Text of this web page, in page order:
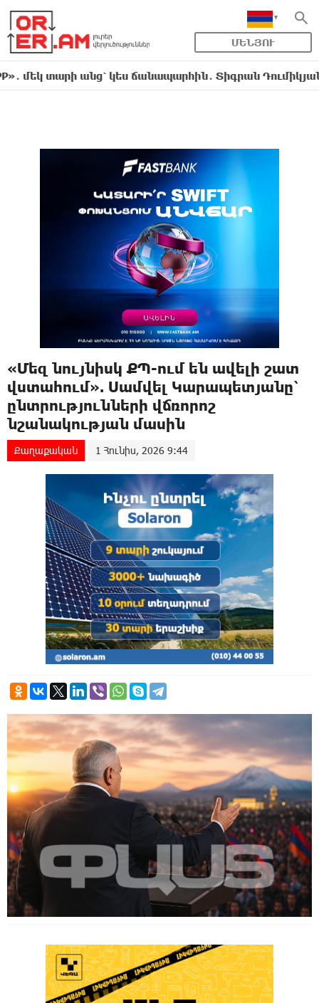
ՄԵՆՅՈՒ
անց՝ կես ճանապարհին․ Տիգրան Դումիկյան 19:45
«Մեզ նույնիսկ ՔՊ-ում են ավելի շատ
վստահում». Սամվել Կարապետյանը՝
ընտրությունների վճռորոշ
նշանակության մասին
Քաղաքական 1 Հունիս, 2026 9:44